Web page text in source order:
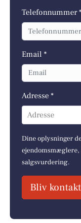
Telefonnummer *
Email *
Adresse *
Adresse
Dine oplysninger
ejendomsmæglere,
salgsvurdering.
Bliv